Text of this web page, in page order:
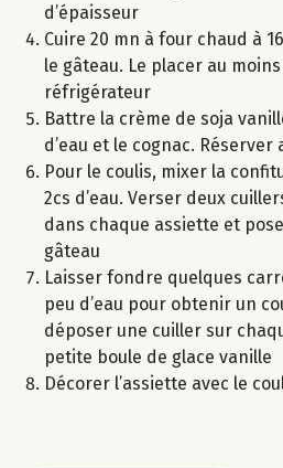
d’épaisseur
Cuire 20 mn à four chaud à
le gâteau. Le placer au
réfrigérateur
Battre la crème de soja
d’eau et le cognac. Réserver
Pour le coulis, mixer la
2cs d’eau. Verser deux
dans chaque assiette et
gâteau
Laisser fondre quelques
peu d’eau pour obtenir un
déposer une cuiller sur
petite boule de glace vanille
Décorer l’assiette avec le